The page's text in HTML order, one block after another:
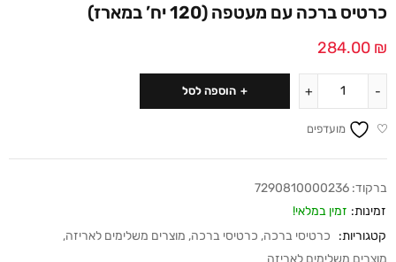
כרטיס ברכה עם מעטפה (120 יח’ במארז)
284.00 ₪
הוספה לסל
מועדפים
ברקוד: 7290810000236
זמינות: זמין במלאי!
קטגוריות:
כרטיסי ברכה, כרטיסי ברכה, מוצרים משלימים לאריזה,
מוצרים משלימים לאריזה